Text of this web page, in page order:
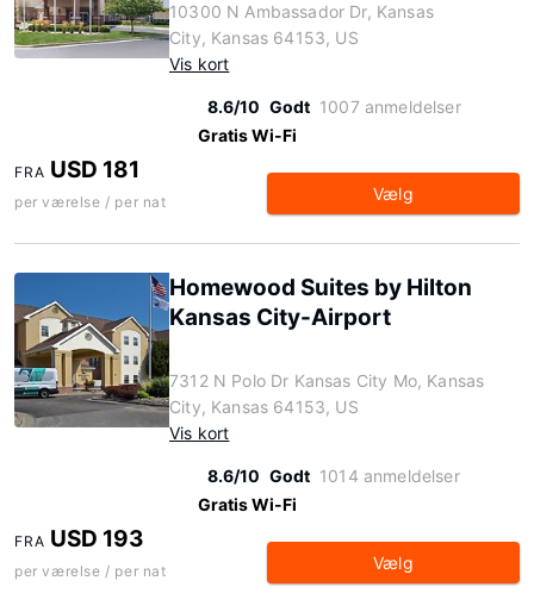
10300 N Ambassador Dr, Kansas
City, Kansas 64153, US
Vis kort
8.6/10 Godt 1007 anmeldelser
Gratis Wi-Fi
FRA USD 181
per værelse / per nat Vælg
Homewood Suites by Hilton
Kansas City-Airport
7312 N Polo Dr Kansas City Mo, Kansas
City, Kansas 64153, US
Vis kort
8.6/10 Godt 1014 anmeldelser
Gratis Wi-Fi
FRA USD 193
per værelse / per nat Vælg